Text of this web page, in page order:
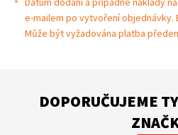
e-mailem po vytvoření objednávky.
Může být vyžadována platba
DOPORUČUJEME